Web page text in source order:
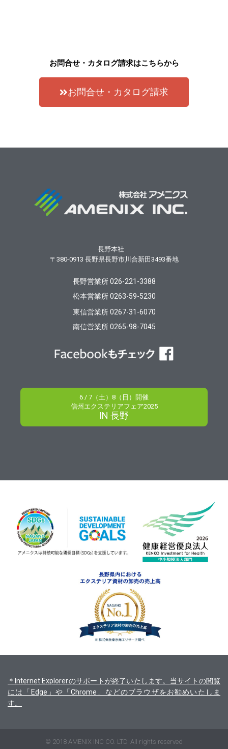
お問合せ・カタログ請求はこちらから
お問合せ・カタログ請求
長野本社
〒380-0913 長野県長野市川合新田3493番地
長野営業所 026-221-3388
松本営業所 0263-59-5230
東信営業所 0267-31-6070
南信営業所 0265-98-7045
6 / 7（土）8（日）開催
信州エクステリアフェア2025
IN 長野
＊Internet Explorerのサポートが終了いたします。当サイトの閲覧
には「Edge」や「Chrome」などのブラウザをお勧めいたしま
す。
© 2018 AMENIX INC CO. LTD. All rights reserved